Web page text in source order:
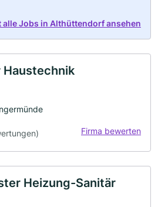
alle Jobs in Althüttendorf ansehen
Firma bewerten
Heizung-Sanitär